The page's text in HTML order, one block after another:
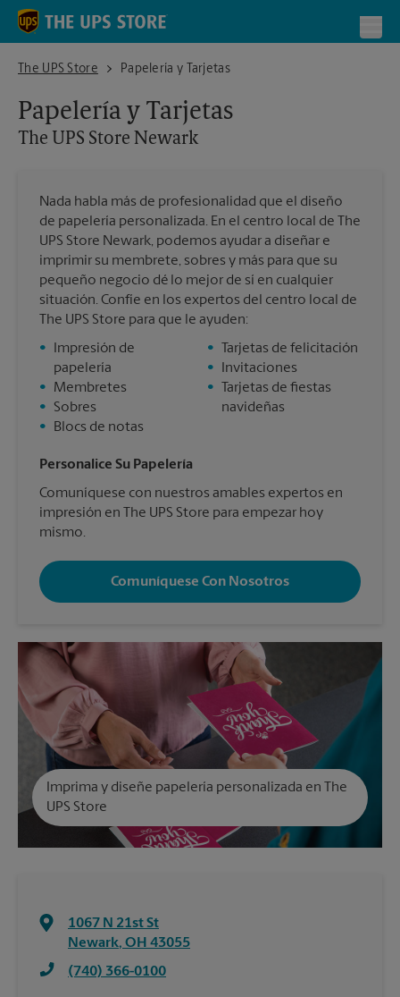
Skip to content
Return to Nav
The UPS Store
The UPS Store NewarkPapelería y Tarjetas
Papelería y Tarjetas
The UPS Store Newark
Nada habla más de profesionalidad que el diseño
de papelería personalizada. En el centro local de The
UPS Store Newark, podemos ayudar a diseñar e
imprimir su membrete, sobres y más para que su
pequeño negocio dé lo mejor de sí en cualquier
situación. Confíe en los expertos del centro local de
The UPS Store para que le ayuden:
•
Impresión de
papelería
•
Membretes
•
Sobres
•
Blocs de notas
•
Tarjetas de felicitación
•
Invitaciones
•
Tarjetas de fiestas
navideñas
Personalice Su Papelería
Comuníquese con nuestros amables expertos en
impresión en The UPS Store para empezar hoy
mismo.
Comuníquese Con Nosotros
Imprima y diseñe papelería personalizada en The
UPS Store
1067 N 21st St
Newark, OH 43055
(740) 366-0100